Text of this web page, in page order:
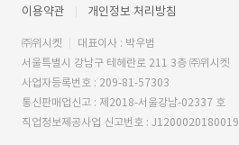
이용약관 개인정보 처리방침
㈜위시켓
대표이사 : 박우범
서울특별시 강남구 테헤란로 211 3층 ㈜위시켓
사업자등록번호 : 209-81-57303
통신판매업신고 : 제2018-서울강남-02337 호
직업정보제공사업 신고번호 : J1200020180019